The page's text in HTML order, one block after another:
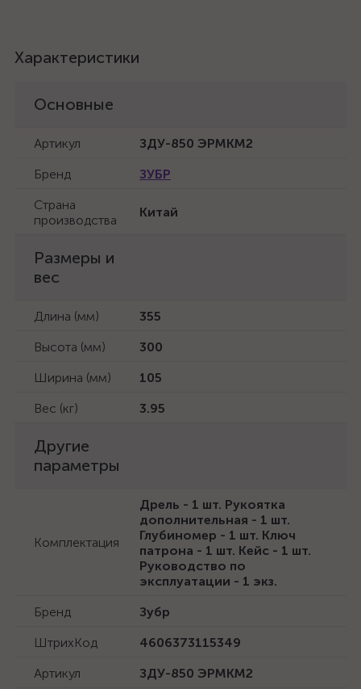
Характеристики
Основные
Артикул
ЗДУ-850 ЭРМКМ2
Бренд
ЗУБР
Страна
производства
Китай
Размеры и
вес
Длина (мм)
355
Высота (мм)
300
Ширина (мм)
105
Вес (кг)
3.95
Другие
параметры
Комплектация
Дрель - 1 шт. Рукоятка
дополнительная - 1 шт.
Глубиномер - 1 шт. Ключ
патрона - 1 шт. Кейс - 1 шт.
Руководство по
эксплуатации - 1 экз.
Бренд
Зубр
ШтрихКод
4606373115349
Артикул
ЗДУ-850 ЭРМКМ2